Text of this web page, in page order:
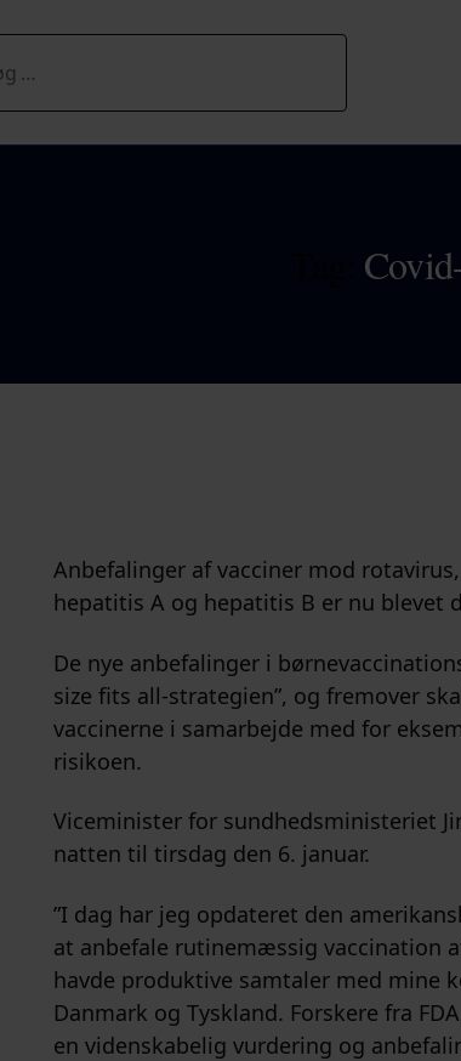
Anbefalinger af vacciner mod
hepatitis A og hepatitis B er nu blevet
De nye anbefalinger i
size fits all-strategien”, og fremover
vaccinerne i samarbejde med for
risikoen.
Viceminister for sundhedsministeriet
natten til tirsdag den 6. januar.
”I dag har jeg opdateret den
at anbefale rutinemæssig vaccination
havde produktive samtaler med mine
Danmark og Tyskland. Forskere fra
en videnskabelig vurdering og